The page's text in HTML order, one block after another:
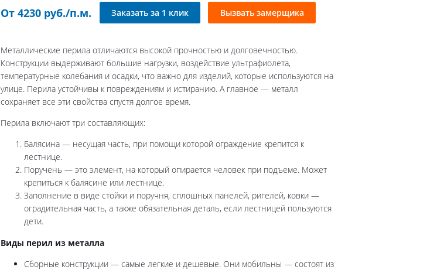
Прямые перила
Складные перила
Узкие перила
Широкие перила
Наружные перила
Комбинированные перила
Перила с 2 ригелями
Перила с 3 ригелями
Перила прямоугольные
От 4230 руб./п.м. Заказать за 1 клик Вызвать замерщика
Металлические перила отличаются высокой прочностью и долговечностью.
Конструкции выдерживают большие нагрузки, воздействие ультрафиолета,
температурные колебания и осадки, что важно для изделий, которые используются на
улице. Перила устойчивы к повреждениям и истиранию. А главное — металл
сохраняет все эти свойства спустя долгое время.
Перила включают три составляющих:
Балясина — несущая часть, при помощи которой ограждение крепится к
лестнице.
Поручень — это элемент, на который опирается человек при подъеме. Может
крепиться к балясине или лестнице.
Заполнение в виде стойки и поручня, сплошных панелей, ригелей, ковки —
оградительная часть, а также обязательная деталь, если лестницей пользуются
дети.
Виды перил из металла
Сборные конструкции — самые легкие и дешевые. Они мобильны — состоят из